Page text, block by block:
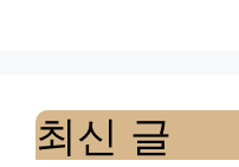
최신 글